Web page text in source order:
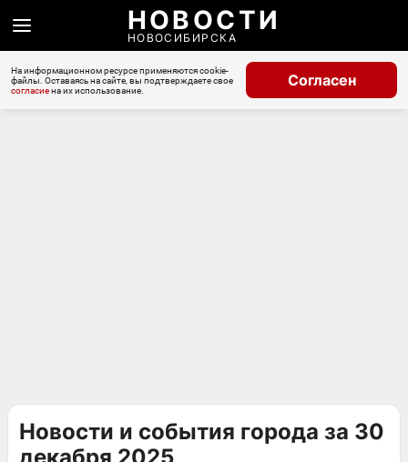
НОВОСТИ
НОВОСИБИРСКА
На информационном ресурсе применяются cookie-
файлы. Оставаясь на сайте, вы подтверждаете свое
согласиена их использование.
Согласен
Новости и события города за 30